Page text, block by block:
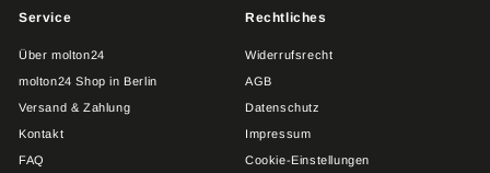
Service
Über molton24
molton24 Shop in Berlin
Versand & Zahlung
Kontakt
FAQ
Rechtliches
Widerrufsrecht
AGB
Datenschutz
Impressum
Cookie-Einstellungen